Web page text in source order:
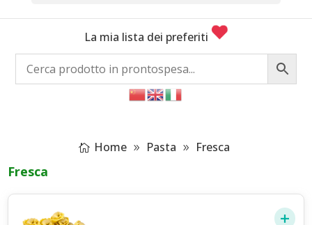
La mia lista dei preferiti
Home Pasta Fresca
Fresca